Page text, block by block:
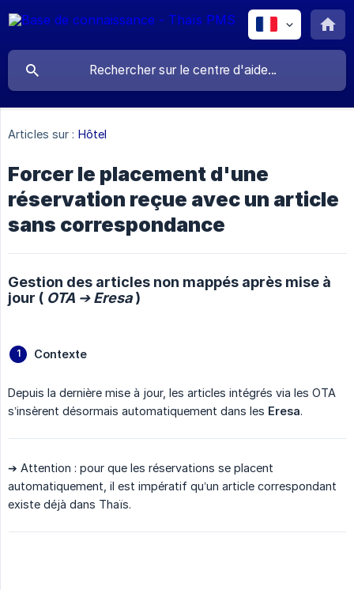
Articles sur : Hôtel
Forcer le placement d'une
réservation reçue avec un article
sans correspondance
Gestion des articles non mappés après mise à
jour ( OTA ➔ Eresa )
Contexte
Depuis la dernière mise à jour, les articles intégrés via les OTA
s’insèrent désormais automatiquement dans les Eresa.
➔ Attention : pour que les réservations se placent
automatiquement, il est impératif qu’un article correspondant
existe déjà dans Thaïs.